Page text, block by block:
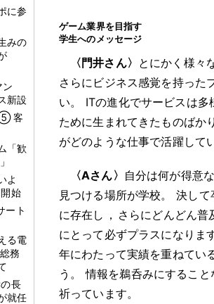
に参
みの
ン
新設
⑤ 客
「歓
よ
始
ート
る電
務
長
就任
ゲーム業界を目指す
学生へのメッセージ
〈門井さん〉 とにかく様々
さらにビジネス感覚を持った
い。
ITの進化でサービスは多
ために生まれてきたものばか
がどのような仕事で活躍して
〈Aさん〉 自分は何が得意
見つける場所が学校。
決して
に存在し ， さらにどんどん普
にとって必ずプラスになりま
年にわたって実績を重ねてい
う 。
情報を鵜呑みにすること
祈っています。